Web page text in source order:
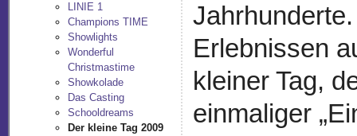
LINIE 1
Champions TIME
Showlights
Wonderful
Christmastime
Showkolade
Das Casting
Schooldreams
Der kleine Tag 2009
Erlebnissen
kleiner Tag,
einmaliger